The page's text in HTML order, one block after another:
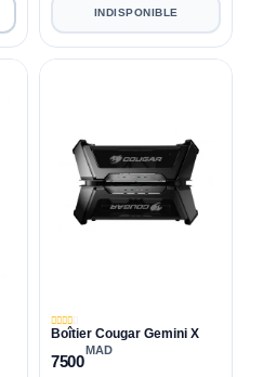
INDISPONIBLE
Boîtier Cougar Gemini X
7500
MAD